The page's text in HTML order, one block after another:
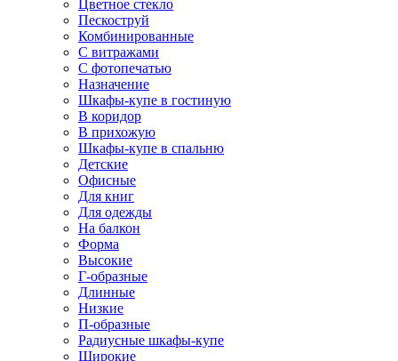
Цветное стекло
Пескоструй
Комбинированные
С витражами
С фотопечатью
Назначение
Шкафы-купе в гостиную
В коридор
В прихожую
Шкафы-купе в спальню
Детские
Офисные
Для книг
Для одежды
На балкон
Форма
Высокие
Г-образные
Длинные
Низкие
П-образные
Радиусные шкафы-купе
Широкие